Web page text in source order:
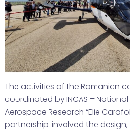
The activities of the Romanian
coordinated by INCAS –
Aerospace Research “Elie
partnership, involved the